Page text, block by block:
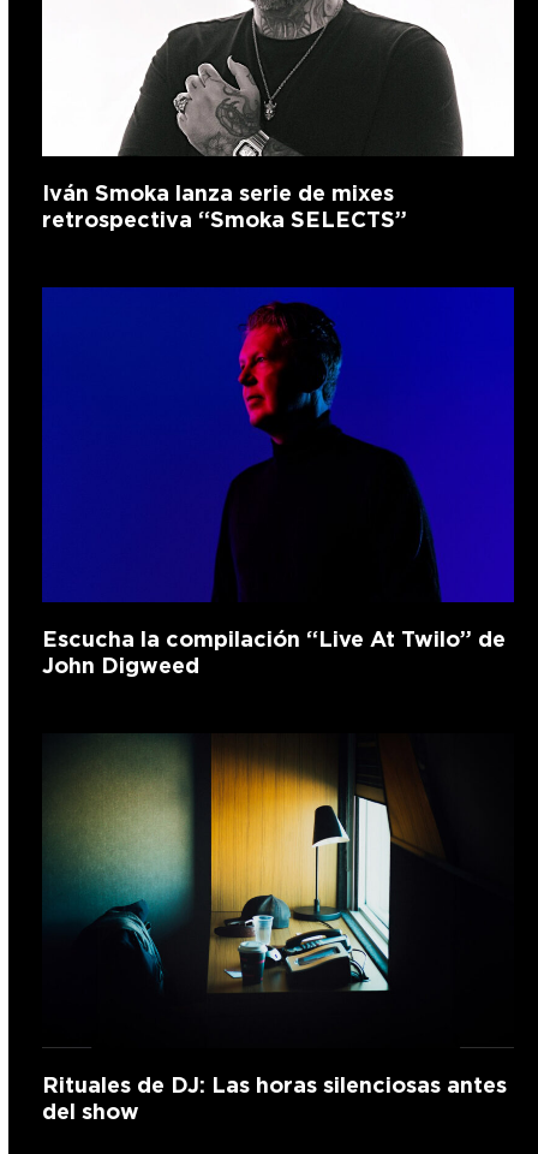
Iván Smoka lanza serie de mixes
retrospectiva “Smoka SELECTS”
Escucha la compilación “Live At Twilo” de
John Digweed
Rituales de DJ: Las horas silenciosas antes
del show